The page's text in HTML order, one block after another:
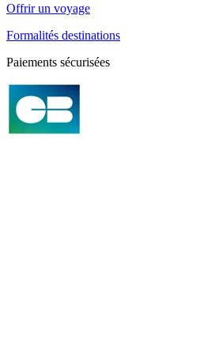
Offrir un voyage
Formalités destinations
Paiements sécurisées